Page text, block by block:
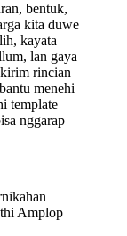
bentuk,
kita duwe
kayata
lan gaya
rincian
menehi
template
nggarap